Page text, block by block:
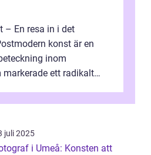
– En resa in i det
konst är en
inom
markerade ett radikalt
juli 2025
i Umeå: Konsten att